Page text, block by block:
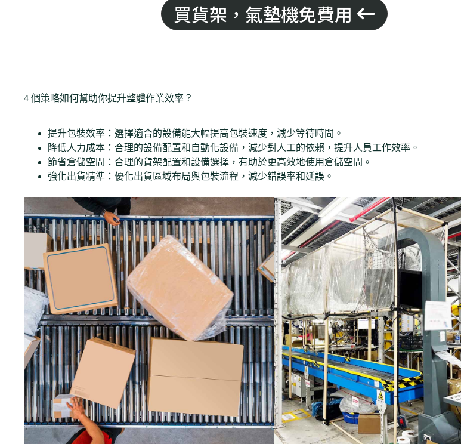
買貨架，氣墊機免費用
4 個策略如何幫助你提升整體作業效率？
提升包裝效率：選擇適合的設備能大幅提高包裝速度，減少等待時間。
降低人力成本：合理的設備配置和自動化設備，減少對人工的依賴，提升人員工作效率。
節省倉儲空間：合理的貨架配置和設備選擇，有助於更高效地使用倉儲空間。
強化出貨精準：優化出貨區域布局與包裝流程，減少錯誤率和延誤。